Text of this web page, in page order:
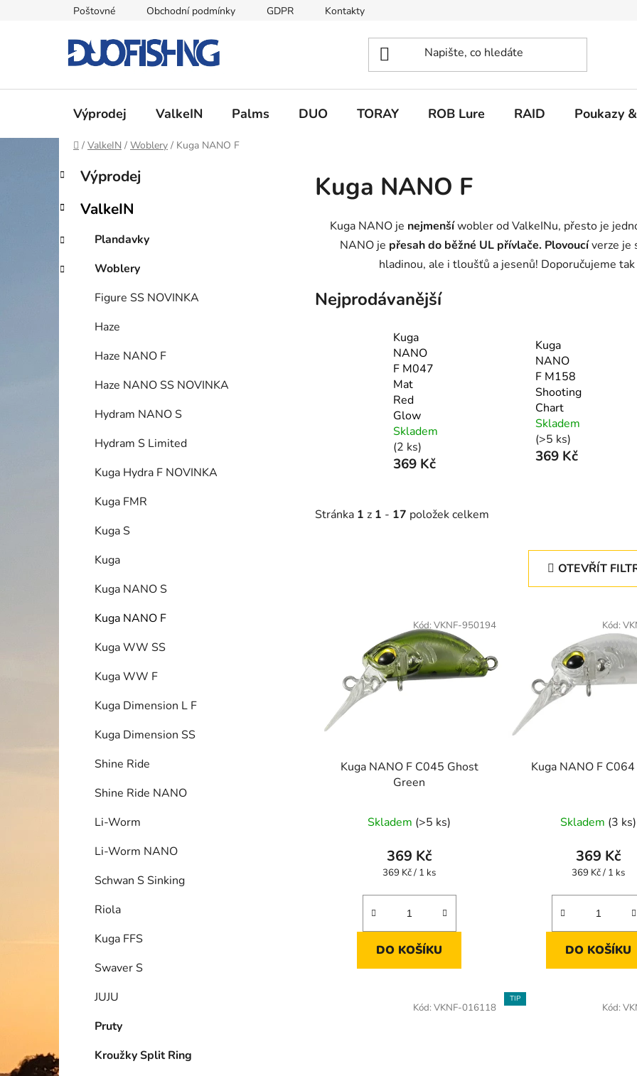
Poštovné Obchodní podmínky GDPR Kontakty
Výprodej ValkeIN Palms DUO TORAY ROB Lure RAID Poukazy
Domů
/ ValkeIN / Woblery / Kuga NANO F
P
s
r
a
n
Přeskočit
kategorie
K
a
e
o
i
Výprodej
ValkeIN
Plandavky
Woblery
Figure SS NOVINKA
Haze
Haze NANO F
Haze NANO SS NOVINKA
Hydram NANO S
Hydram S Limited
Kuga Hydra F NOVINKA
Kuga FMR
Kuga S
Kuga
Kuga NANO S
Kuga NANO F
Kuga WW SS
Kuga WW F
Kuga Dimension L F
Kuga Dimension SS
Shine Ride
Shine Ride NANO
Li-Worm
Li-Worm NANO
Schwan S Sinking
Riola
Kuga FFS
Swaver S
JUJU
Pruty
Kroužky Split Ring
Kuga NANO F
Kuga NANO je nejmenšíwobler od ValkeINu, přesto je
NANO je přesah do běžné UL přívlače. Plovoucíverze je
hladinou, ale i tloušťů a jesenů! Doporučujeme
Nejprodávanější
Kuga
NANO
F M047
Mat
Red
Glow
Skladem
(2 ks)
369 Kč
Kuga
NANO
F M158
Shooting
Chart
Skladem
(>5 ks)
369 Kč
Stránka 1 z 1 - 17 položek celkem
OTEVŘÍT
Kuga NANO F C045 Ghost
Green
Skladem (>5 ks)
369 Kč
Měrná
369 Kč / 1 ks
DO KOŠÍKU
Kód: VKNF-950194
Kuga NANO F
Skladem (3 ks)
369 Kč
Měrná
369 Kč / 1 ks
DO KOŠÍKU
Kód:
Kód: VKNF-016118
TIP
Kód: